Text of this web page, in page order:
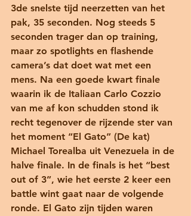
3de snelste tijd neerzetten van het
pak, 35 seconden. Nog steeds 5
seconden trager dan op training,
maar zo spotlights en flashende
camera’s dat doet wat met een
mens. Na een goede kwart finale
waarin ik de Italiaan Carlo Cozzio
van me af kon schudden stond ik
recht tegenover de rijzende ster van
het moment “El Gato” (De kat)
Michael Torealba uit Venezuela in de
halve finale. In de finals is het “best
out of 3”, wie het eerste 2 keer een
battle wint gaat naar de volgende
ronde. El Gato zijn tijden waren